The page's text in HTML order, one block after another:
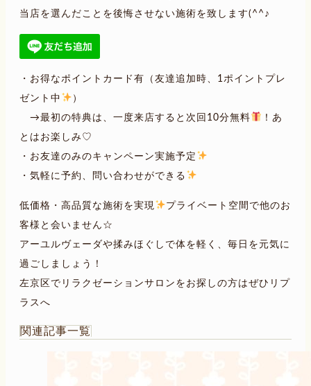
当店を選んだことを後悔させない施術を致します(^^♪
・お得なポイントカード有（友達追加時、1ポイントプレ
ゼント中
）
→最初の特典は、一度来店すると次回10分無料
！あ
とはお楽しみ♡
・お友達のみのキャンペーン実施予定
・気軽に予約、問い合わせができる
低価格・高品質な施術を実現
プライベート空間で他のお
客様と会いません☆
アーユルヴェーダや揉みほぐしで体を軽く、毎日を元気に
過ごしましょう！
左京区でリラクゼーションサロンをお探しの方はぜひリプ
ラスへ
関連記事一覧